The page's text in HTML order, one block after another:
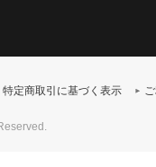
特定商取引に基づく表示